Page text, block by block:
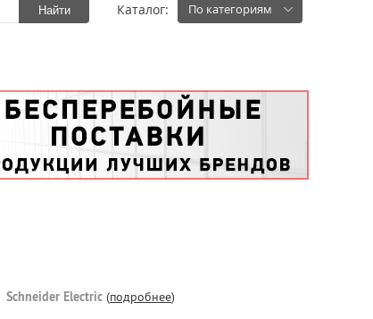
Найти Каталог: По категориям
Schneider Electric (подробнее)